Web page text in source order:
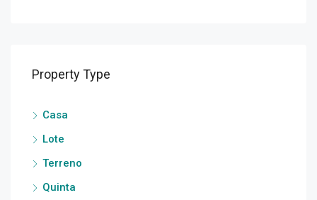
Property Type
Casa
Lote
Terreno
Quinta